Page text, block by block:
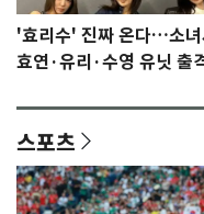
'효리수' 진짜 온다…소녀
효연·유리·수영 유닛 출
스포츠